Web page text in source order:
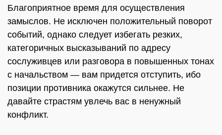
Благоприятное время для осуществления
замыслов. Не исключен положительный поворот
событий, однако следует избегать резких,
категоричных высказываний по адресу
сослуживцев или разговора в повышенных тонах
с начальством — вам придется отступить, ибо
позиции противника окажутся сильнее. Не
давайте страстям увлечь вас в ненужный
конфликт.